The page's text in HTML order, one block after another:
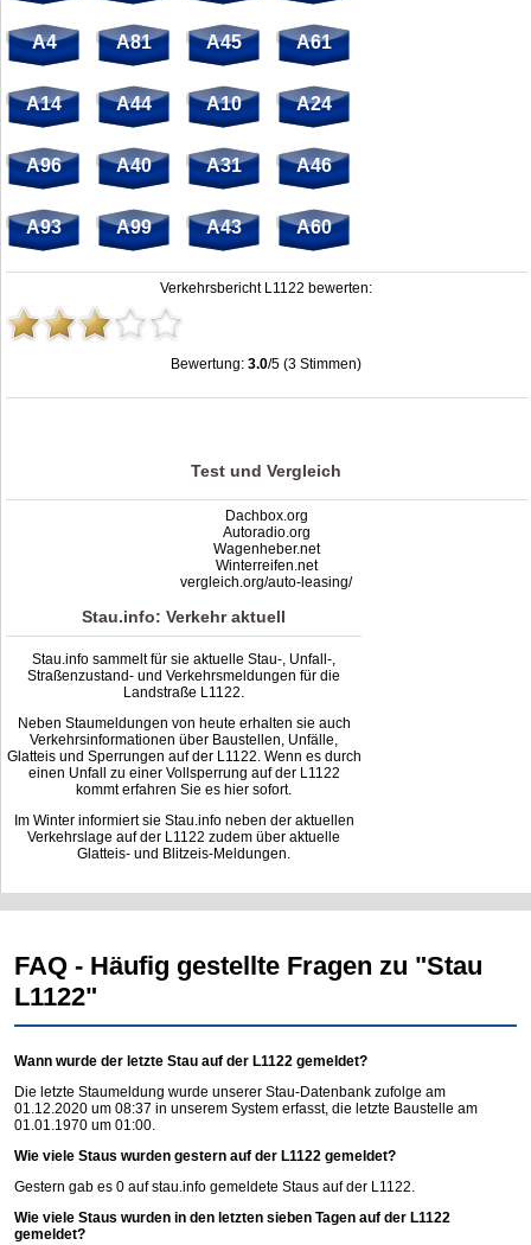
A4 A81 A45 A61
A14 A44 A10 A24
A96 A40 A31 A46
A93 A99 A43 A60
Verkehrsbericht L1122 bewerten:
Bewertung:3.0/5 (3 Stimmen)
Stau L1122: Unfälle, Sperrung & Baustellen | Staumelder L1122 ,3.0out of5
Test und Vergleich
Dachbox.org
Autoradio.org
Wagenheber.net
Winterreifen.net
vergleich.org/auto-leasing/
Stau.info: Verkehr aktuell
Stau.info sammelt für sie aktuelle Stau-, Unfall-,
Straßenzustand- und Verkehrsmeldungen für die
Landstraße L1122.
Neben Staumeldungen von heute erhalten sie auch
Verkehrsinformationen über Baustellen, Unfälle,
Glatteis und Sperrungen auf der L1122. Wenn es durch
einen Unfall zu einer Vollsperrung auf der L1122
kommt erfahren Sie es hier sofort.
Im Winter informiert sie Stau.info neben der aktuellen
Verkehrslage auf der L1122 zudem über aktuelle
Glatteis- und Blitzeis-Meldungen.
FAQ - Häufig gestellte Fragen zu "Stau
L1122"
Wann wurde der letzte Stau auf der L1122 gemeldet?
Die letzte Staumeldung wurde unserer Stau-Datenbank zufolge am
01.12.2020 um 08:37 in unserem System erfasst, die letzte Baustelle am
01.01.1970 um 01:00.
Wie viele Staus wurden gestern auf der L1122 gemeldet?
Gestern gab es 0 aufstau.info gemeldete Staus auf der L1122.
Wie viele Staus wurden in den letzten sieben Tagen auf der L1122
gemeldet?